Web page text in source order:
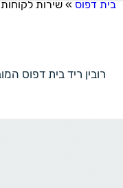
בית דפוס » שירות לקוחות